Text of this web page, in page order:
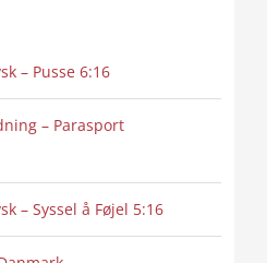
– Pusse 6:16
– Parasport
– Syssel å Føjel 5:16